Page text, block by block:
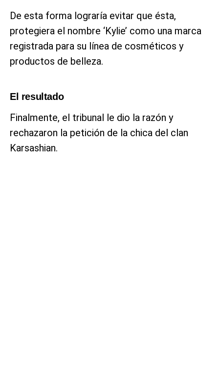
De esta forma lograría evitar que ésta,
protegiera el nombre ‘Kylie’ como una marca
registrada para su línea de cosméticos y
productos de belleza.
El resultado
Finalmente, el tribunal le dio la razón y
rechazaron la petición de la chica del clan
Karsashian.